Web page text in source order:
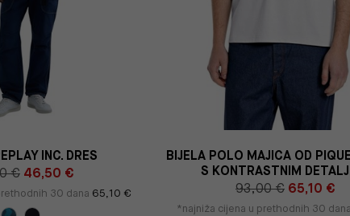
INC. DRES
€ 46,50 €
30 dana 65,10 €
BIJELA POLO MAJICA OD
S KONTRASTNIM
93,00 € 65,10 €
*najniža cijena u prethodnih 30 dana